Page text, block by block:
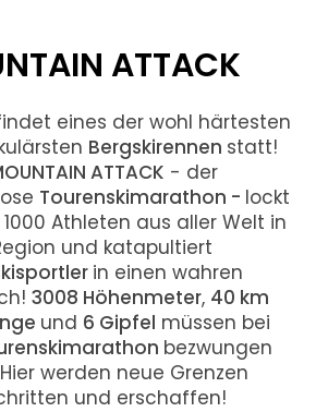
ATTACK
eines der wohl härtesten
Bergskirennen statt!
ATTACK - der
Tourenskimarathon - lockt
Athleten aus aller Welt in
und katapultiert
in einen wahren
3008 Höhenmeter, 40 km
und 6 Gipfel müssen bei
bezwungen
werden neue Grenzen
und erschaffen!